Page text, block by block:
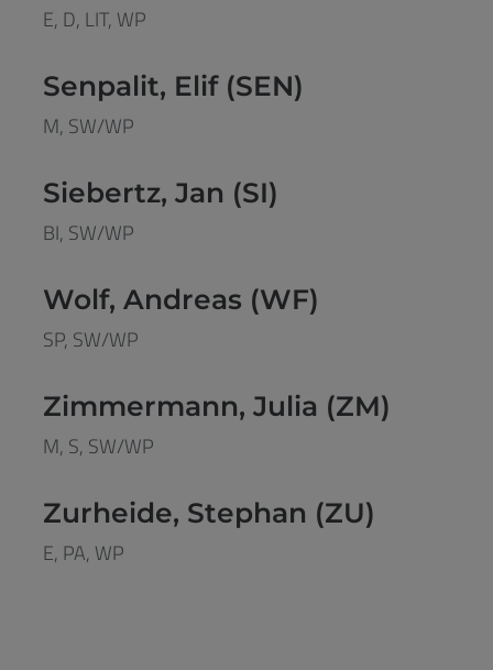
E, D, LIT, WP
Senpalit, Elif (SEN)
M, SW/WP
Siebertz, Jan (SI)
BI, SW/WP
Wolf, Andreas (WF)
SP, SW/WP
Zimmermann, Julia (ZM)
M, S, SW/WP
Zurheide, Stephan (ZU)
E, PA, WP